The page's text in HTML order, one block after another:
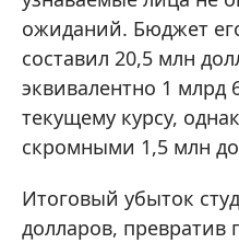
ожиданий. Бюджет
составил 20,5 млн
эквивалентно 1 млрд
текущему курсу,
скромными 1,5 млн
Итоговый убыток
долларов, превратив